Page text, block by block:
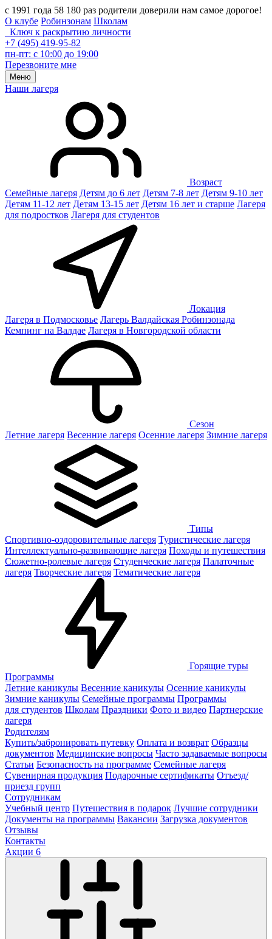
с 1991 года 58 180 раз родители доверили нам самое дорогое!
О клубе Робинзонам Школам
Ключ к раскрытию личности
+7 (495) 419-95-82
пн-пт: с 10:00 до 19:00
Перезвоните мне
Меню
Наши лагеря
Возраст
Семейные лагеря Детям до 6 лет Детям 7-8 лет Детям 9-10 лет
Детям 11-12 лет Детям 13-15 лет Детям 16 лет и старше Лагеря
для подростков Лагеря для студентов
Локация
Лагеря в Подмосковье Лагерь Валдайская Робинзонада
Кемпинг на Валдае Лагеря в Новгородской области
Сезон
Летние лагеря Весенние лагеря Осенние лагеря Зимние лагеря
Типы
Спортивно-оздоровительные лагеря Туристические лагеря
Интеллектуально-развивающие лагеря Походы и путешествия
Сюжетно-ролевые лагеря Студенческие лагеря Палаточные
лагеря Творческие лагеря Тематические лагеря
Горящие туры
Программы
Летние каникулы Весенние каникулы Осенние каникулы
Зимние каникулы Семейные программы Программы
для студентов Школам Праздники Фото и видео Партнерские
лагеря
Родителям
Купить/забронировать путевку Оплата и возврат Образцы
документов Медицинские вопросы Часто задаваемые вопросы
Статьи Безопасность на программе Семейные лагеря
Сувенирная продукция Подарочные сертификаты Отъезд/
приезд групп
Сотрудникам
Учебный центр Путешествия в подарок Лучшие сотрудники
Документы на программы Вакансии Загрузка документов
Отзывы
Контакты
Акции 6